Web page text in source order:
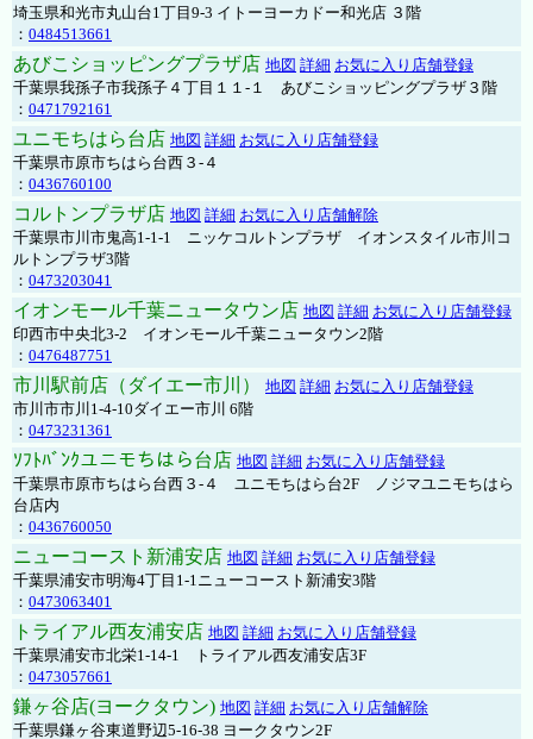
埼玉県和光市丸山台1丁目9-3 イトーヨーカドー和光店 ３階
： 0484513661
あびこショッピングプラザ店 地図 詳細 お気に入り店舗登録
千葉県我孫子市我孫子４丁目１１-１ あびこショッピングプラザ３階
： 0471792161
ユニモちはら台店 地図 詳細 お気に入り店舗登録
千葉県市原市ちはら台西３-４
： 0436760100
コルトンプラザ店 地図 詳細 お気に入り店舗解除
千葉県市川市鬼高1-1-1 ニッケコルトンプラザ イオンスタイル市川コ
ルトンプラザ3階
： 0473203041
イオンモール千葉ニュータウン店 地図 詳細 お気に入り店舗登録
印西市中央北3-2 イオンモール千葉ニュータウン2階
： 0476487751
市川駅前店（ダイエー市川） 地図 詳細 お気に入り店舗登録
市川市市川1-4-10ダイエー市川 6階
： 0473231361
ｿﾌﾄﾊﾞﾝｸユニモちはら台店 地図 詳細 お気に入り店舗登録
千葉県市原市ちはら台西３-４ ユニモちはら台2F ノジマユニモちはら
台店内
： 0436760050
ニューコースト新浦安店 地図 詳細 お気に入り店舗登録
千葉県浦安市明海4丁目1-1ニューコースト新浦安3階
： 0473063401
トライアル西友浦安店 地図 詳細 お気に入り店舗登録
千葉県浦安市北栄1-14-1 トライアル西友浦安店3F
： 0473057661
鎌ヶ谷店(ヨークタウン) 地図 詳細 お気に入り店舗解除
千葉県鎌ヶ谷東道野辺5-16-38 ヨークタウン2F